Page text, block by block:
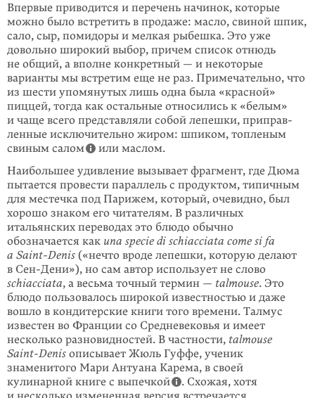
Впервые приводится и перечень начинок, которые
можно было встретить в продаже: масло, свиной шпик,
сало, сыр, помидоры и мелкая рыбешка. Это уже
довольно широкий выбор, причем список отнюдь
не общий, а вполне конкретный — и некоторые
варианты мы встретим еще не раз. Примечательно, что
из шести упомянутых лишь одна была «красной»
пиццей, тогда как осталь­ные относились к «белым»
и чаще всего представляли собой лепешки, при­прав­
ленные исключительно жиром: шпиком, топленым
свиным салом
или маслом.
Наибольшее удивление вызывает фрагмент, где Дюма
пытается провести параллель с продуктом, типичным
для местечка под Парижем, который, очевидно, был
хорошо знаком его читателям. В различных
итальянских переводах это блюдо обычно
обозначается как una specie di schiacciata come si fa
a Saint-Denis («нечто вроде лепешки, которую делают
в Сен-Дени»), но сам автор использует не слово
schiacciata, а весьма точный термин — talmouse. Это
блюдо пользовалось широкой известностью и даже
вошло в кондитерские книги того времени. Талмус
известен во Франции со Средневековья и имеет
несколько разновидностей. В частности, talmouse
Saint-Denis описывает Жюль Гуффе, ученик
знаменитого Мари Антуана Карема, в своей
кулинарной книге с выпечкой
. Схожая, хотя